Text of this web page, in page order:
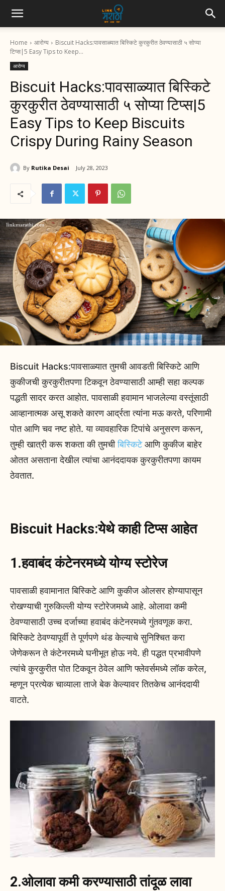
Home आरोग्य
Biscuit Hacks:पावसाळ्यात बिस्किटे कुरकुरीत ठेवण्यासाठी ५ सोप्या
टिप्स|5 Easy Tips to Keep...
आरोग्य
Biscuit Hacks:पावसाळ्यात बिस्किटे
कुरकुरीत ठेवण्यासाठी ५ सोप्या टिप्स|5
Easy Tips to Keep Biscuits
Crispy During Rainy Season
By Rutika Desai July 28, 2023
Biscuit Hacks:पावसाळ्यात तुमची आवडती बिस्किटे आणि
कुकीजची कुरकुरीतपणा टिकवून ठेवण्यासाठी आम्ही सहा कल्पक
पद्धती सादर करत आहोत. पावसाळी हवामान भाजलेल्या वस्तूंसाठी
आव्हानात्मक असू शकते कारण आर्द्रता त्यांना मऊ करते, परिणामी
पोत आणि चव नष्ट होते. या व्यावहारिक टिपांचे अनुसरण करून,
तुम्ही खात्री करू शकता की तुमचीबिस्किटेआणि कुकीज बाहेर
ओतत असताना देखील त्यांचा आनंददायक कुरकुरीतपणा कायम
ठेवतात.
Biscuit Hacks:येथे काही टिप्स आहेत
1.हवाबंद कंटेनरमध्ये योग्य स्टोरेज
पावसाळी हवामानात बिस्किटे आणि कुकीज ओलसर होण्यापासून
रोखण्याची गुरुकिल्ली योग्य स्टोरेजमध्ये आहे. ओलावा कमी
ठेवण्यासाठी उच्च दर्जाच्या हवाबंद कंटेनरमध्ये गुंतवणूक करा.
बिस्किटे ठेवण्यापूर्वी ते पूर्णपणे थंड केल्याचे सुनिश्चित करा
जेणेकरून ते कंटेनरमध्ये घनीभूत होऊ नये. ही पद्धत प्रभावीपणे
त्यांचे कुरकुरीत पोत टिकवून ठेवेल आणि फ्लेवर्समध्ये लॉक करेल,
म्हणून प्रत्येक चाव्याला ताजे बेक केल्यावर तितकेच आनंददायी
वाटते.
2.ओलावा कमी करण्यासाठी तांदूळ लावा